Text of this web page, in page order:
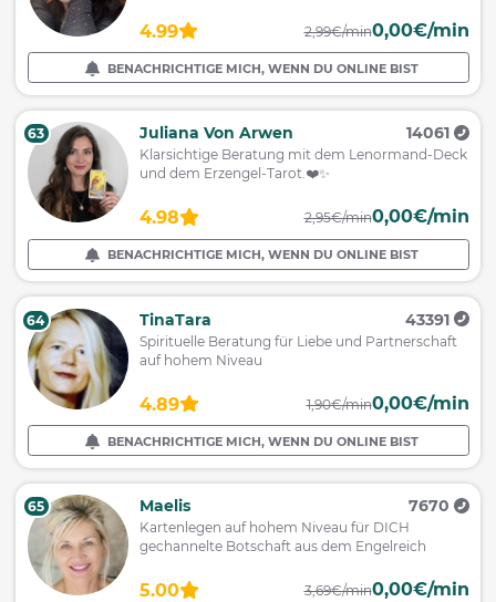
4.99 2,99€/min0,00€/min
BENACHRICHTIGE MICH, WENN DU ONLINE BIST
63 Juliana Von Arwen 14061
Klarsichtige Beratung mit dem Lenormand-Deck
und dem Erzengel-Tarot.❤️✨
4.98 2,95€/min0,00€/min
BENACHRICHTIGE MICH, WENN DU ONLINE BIST
64 TinaTara 43391
Spirituelle Beratung für Liebe und Partnerschaft
auf hohem Niveau
4.89 1,90€/min0,00€/min
BENACHRICHTIGE MICH, WENN DU ONLINE BIST
65 Maelis 7670
Kartenlegen auf hohem Niveau für DICH
gechannelte Botschaft aus dem Engelreich
5.00 3,69€/min0,00€/min